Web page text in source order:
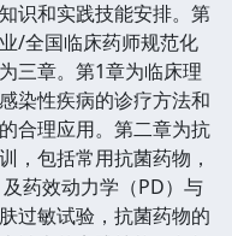
识和实践技能安排。第
/全国临床药师规范化
三章。第1章为临床理
染性疾病的诊疗方法和
合理应用。第二章为抗
，包括常用抗菌药物，
药效动力学（PD）与
过敏试验，抗菌药物的